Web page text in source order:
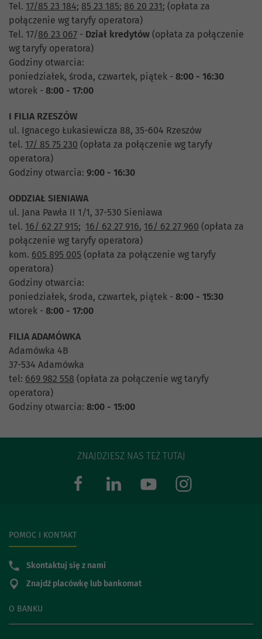
Tel. 17/85 23 184; 85 23 185; 86 20 231; (opłata za
połączenie wg taryfy operatora)
Tel. 17/86 23 067 - Dział kredytów (opłata za połączenie
wg taryfy operatora)
Godziny otwarcia:
poniedziałek, środa, czwartek, piątek - 8:00 - 16:30
wtorek - 8:00 - 17:00
I FILIA RZESZÓW
ul. Ignacego Łukasiewicza 88, 35-604 Rzeszów
tel. 17/ 85 75 230 (opłata za połączenie wg taryfy
operatora)
Godziny otwarcia: 9:00 - 16:30
ODDZIAŁ SIENIAWA
ul. Jana Pawła II 1/1, 37-530 Sieniawa
tel. 16/ 62 27 915; 16/ 62 27 916, 16/ 62 27 960 (opłata za
połączenie wg taryfy operatora)
kom. 605 895 005 (opłata za połączenie wg taryfy
operatora)
Godziny otwarcia:
poniedziałek, środa, czwartek, piątek - 8:00 - 15:30
wtorek - 8:00 - 17:00
FILIA ADAMÓWKA
Adamówka 4B
37-534 Adamówka
tel: 669 982 558 (opłata za połączenie wg taryfy
operatora)
Godziny otwarcia: 8:00 - 15:00
ZNAJDZIESZ NAS TEŻ TUTAJ
O BANKU
POMOC I KONTAKT
Skontaktuj się z nami
Znajdź placówkę lub bankomat